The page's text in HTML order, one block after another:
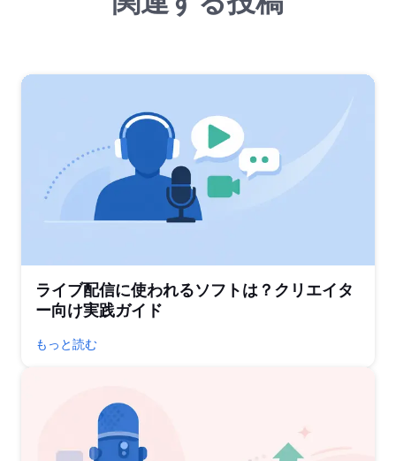
ライブ配信に使われるソフトは？クリエイタ
ー向け実践ガイド
もっと読む